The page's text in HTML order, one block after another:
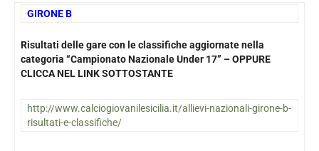
GIRONE B
Risultati delle gare con le classifiche aggiornate nella
categoria “Campionato Nazionale Under 17” – OPPURE
CLICCA NEL LINK SOTTOSTANTE
http://www.calciogiovanilesicilia.it/allievi-nazionali-girone-b-
risultati-e-classifiche/